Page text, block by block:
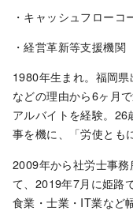
・キャッシュフローコ
・経営革新等支援機関
1980年生まれ。福岡
などの理由から6ヶ月
アルバイトを経験。26
事を機に、「労使とも
2009年から社労士事
て、2019年7月に姫路
食業・士業・IT業など